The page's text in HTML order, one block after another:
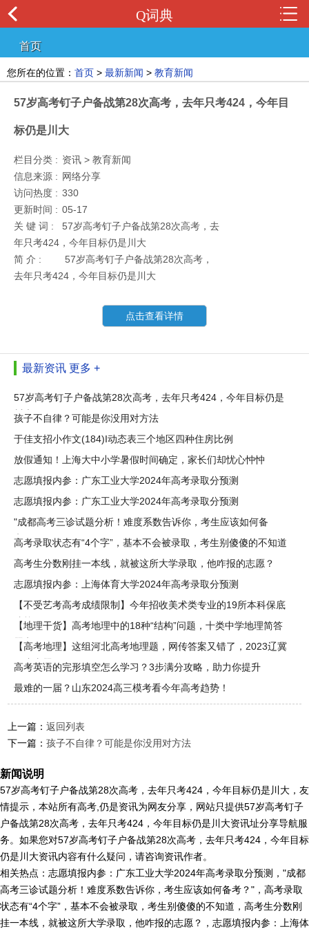
Q词典
首页
您所在的位置： 首页 > 最新新闻 > 教育新闻
57岁高考钉子户备战第28次高考，去年只考424，今年目
标仍是川大
栏目分类 : 资讯 > 教育新闻
信息来源 : 网络分享
访问热度 : 330
更新时间 : 05-17
关 键 词 :
57岁高考钉子户备战第28次高考，去
年只考424，今年目标仍是川大
简 介 :
57岁高考钉子户备战第28次高考，
去年只考424，今年目标仍是川大
点击查看详情
最新资讯 更多 +
57岁高考钉子户备战第28次高考，去年只考424，今年目标仍是
川大
孩子不自律？可能是你没用对方法
于佳支招小作文(184)I动态表三个地区四种住房比例
放假通知！上海大中小学暑假时间确定，家长们却忧心忡忡
志愿填报内参：广东工业大学2024年高考录取分预测
志愿填报内参：广东工业大学2024年高考录取分预测
"成都高考三诊试题分析！难度系数告诉你，考生应该如何备
考？"
高考录取状态有“4个字”，基本不会被录取，考生别傻傻的不知道
高考生分数刚挂一本线，就被这所大学录取，他咋报的志愿？
志愿填报内参：上海体育大学2024年高考录取分预测
【不受艺考高考成绩限制】今年招收美术类专业的19所本科保底
院校
【地理干货】高考地理中的18种“结构”问题，十类中学地理简答
题考
【高考地理】这组河北高考地理题，网传答案又错了，2023辽冀
两省真题
高考英语的完形填空怎么学习？3步满分攻略，助力你提升
最难的一届？山东2024高三模考看今年高考趋势！
上一篇：返回列表
下一篇：孩子不自律？可能是你没用对方法
新闻说明
57岁高考钉子户备战第28次高考，去年只考424，今年目标仍是川大，友
情提示，本站所有高考,仍是资讯为网友分享，网站只提供57岁高考钉子
户备战第28次高考，去年只考424，今年目标仍是川大资讯址分享导航服
务。如果您对57岁高考钉子户备战第28次高考，去年只考424，今年目标
仍是川大资讯内容有什么疑问，请咨询资讯作者。
相关热点：志愿填报内参：广东工业大学2024年高考录取分预测，"成都
高考三诊试题分析！难度系数告诉你，考生应该如何备考？"，高考录取
状态有“4个字”，基本不会被录取，考生别傻傻的不知道，高考生分数刚
挂一本线，就被这所大学录取，他咋报的志愿？，志愿填报内参：上海体